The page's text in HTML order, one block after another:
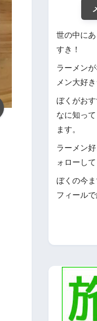
世の中に
すき！
ラーメン
メン大好
ぼくがお
なに知っ
ます。
ラーメン
ォローし
ぼくの今
フィールで